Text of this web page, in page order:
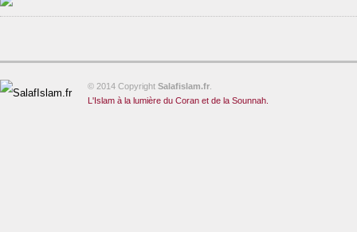
© 2014 Copyright Salafislam.fr
L'Islam à la lumière du Coran et de la Sounnah.